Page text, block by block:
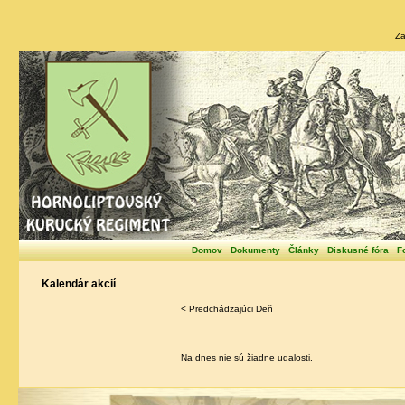
Domov Dokumenty Články Diskusné fóra
Kalendár akcií
< Predchádzajúci Deň
Na dnes nie sú žiadne udalosti.